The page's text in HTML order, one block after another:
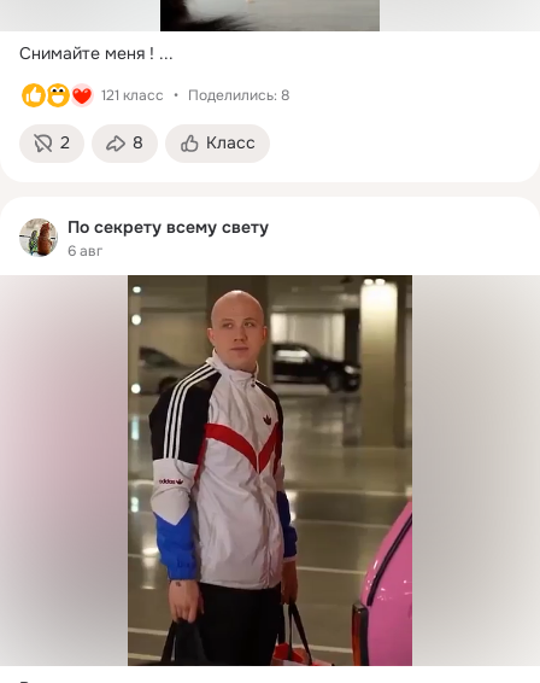
Снимайте меня ! ...
121 класс Поделились: 8
2 8 Класс
По секрету всему свету
6 авг